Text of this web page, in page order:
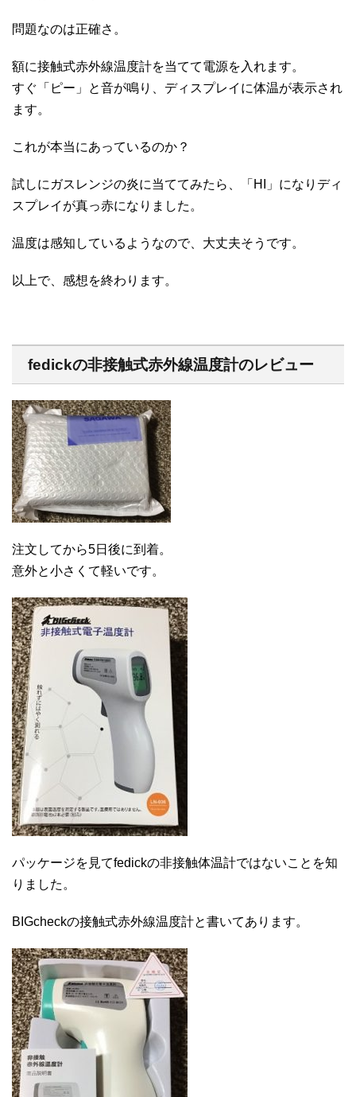
問題なのは正確さ。
額に接触式赤外線温度計を当てて電源を入れます。
すぐ「ピー」と音が鳴り、ディスプレイに体温が表示され
ます。
これが本当にあっているのか？
試しにガスレンジの炎に当ててみたら、「HI」になりディ
スプレイが真っ赤になりました。
温度は感知しているようなので、大丈夫そうです。
以上で、感想を終わります。
fedickの非接触式赤外線温度計のレビュー
注文してから5日後に到着。
意外と小さくて軽いです。
パッケージを見てfedickの非接触体温計ではないことを知
りました。
BIGcheckの接触式赤外線温度計と書いてあります。